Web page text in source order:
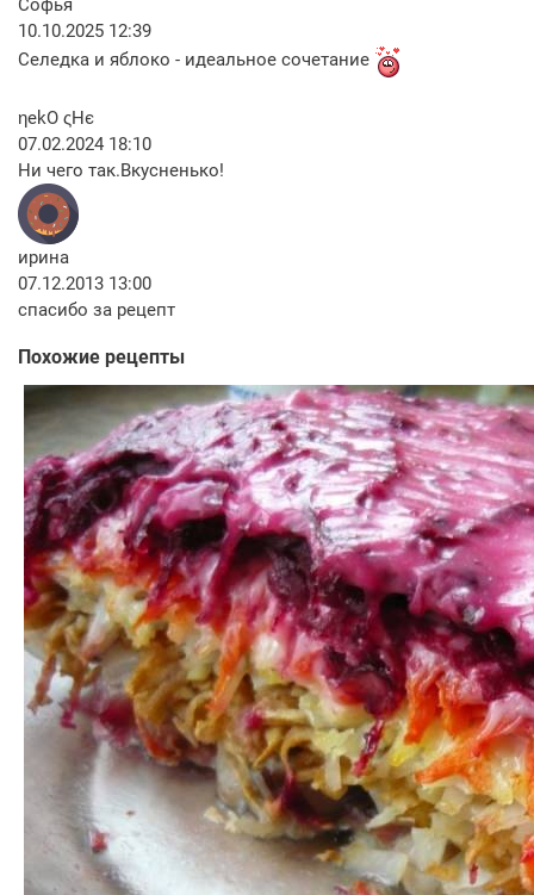
Софья
10.10.2025 12:39
Селедка и яблоко - идеальное сочетание
ηekO ςHє
07.02.2024 18:10
Ни чего так.Вкусненько!
ирина
07.12.2013 13:00
спасибо за рецепт
Похожие рецепты